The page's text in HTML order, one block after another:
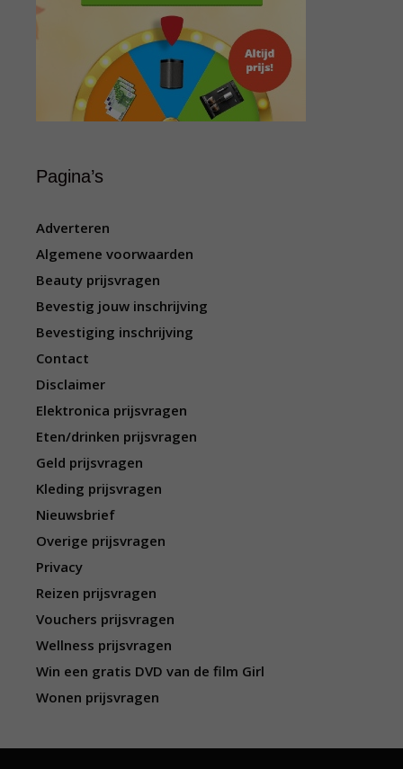
Pagina’s
Adverteren
Algemene voorwaarden
Beauty prijsvragen
Bevestig jouw inschrijving
Bevestiging inschrijving
Contact
Disclaimer
Elektronica prijsvragen
Eten/drinken prijsvragen
Geld prijsvragen
Kleding prijsvragen
Nieuwsbrief
Overige prijsvragen
Privacy
Reizen prijsvragen
Vouchers prijsvragen
Wellness prijsvragen
Win een gratis DVD van de film Girl
Wonen prijsvragen